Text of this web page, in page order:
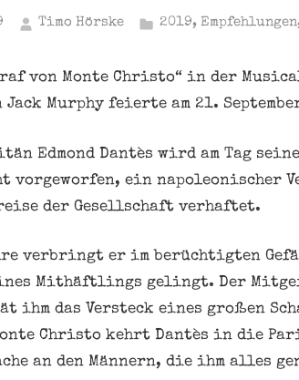
Timo Hörske 2019, Empfehlungen
von Monte Christo“ in der
Jack Murphy feierte am 21.
Edmond Dantès wird am Tag
vorgeworfen, ein napoleonischer
der Gesellschaft verhaftet.
verbringt er im berüchtigten
Mithäftlings gelingt. Der
ihm das Versteck eines großen
Christo kehrt Dantès in die
an den Männern, die ihm alles